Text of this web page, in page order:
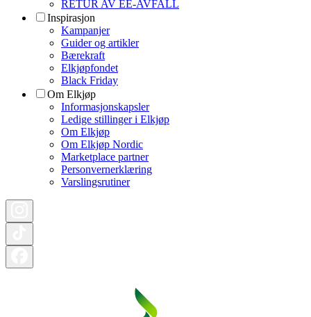
RETUR AV EE-AVFALL
Inspirasjon
Kampanjer
Guider og artikler
Bærekraft
Elkjøpfondet
Black Friday
Om Elkjøp
Informasjonskapsler
Ledige stillinger i Elkjøp
Om Elkjøp
Om Elkjøp Nordic
Marketplace partner
Personvernerklæring
Varslingsrutiner